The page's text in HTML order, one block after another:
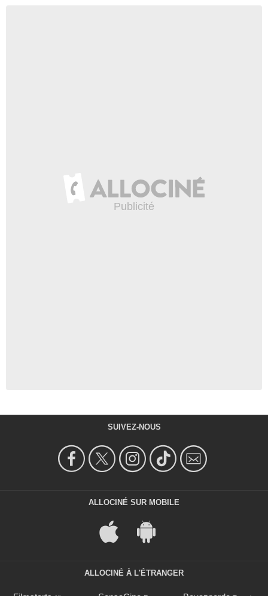
SUIVEZ-NOUS
ALLOCINÉ SUR MOBILE
ALLOCINÉ À L'ÉTRANGER